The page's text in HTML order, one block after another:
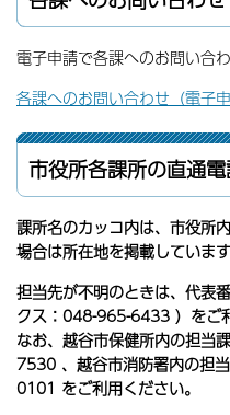
電子申請で各課へのお問い合
各課へのお問い合わせ（電子申
市役所各課所の直通
課所名のカッコ内は、市役所
場合は所在地を掲載しています
担当先が不明のときは、代表
クス：048-965-6433 ）をご
なお、越谷市保健所内の担当
7530 、越谷市消防署内の担
0101 をご利用ください。